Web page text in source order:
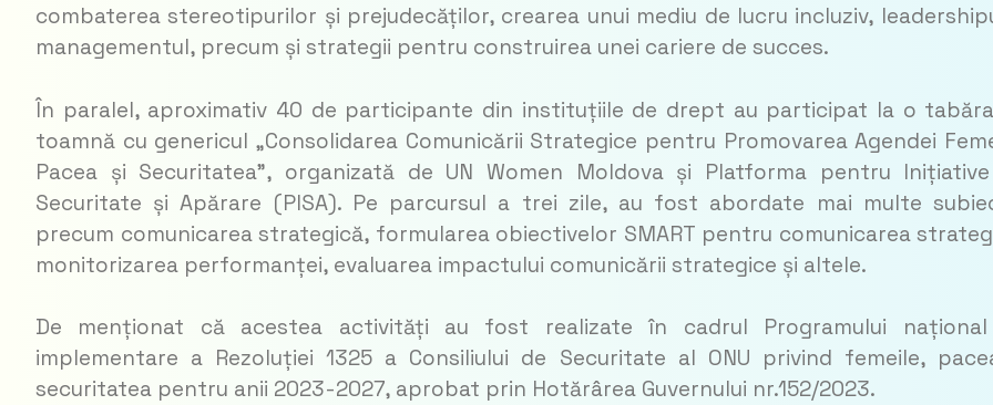
combaterea stereotipurilor și prejudecăților, crearea unui mediu de lucru incluziv,
managementul, precum și strategii pentru construirea unei cariere de succes.
În paralel, aproximativ 40 de participante din instituțiile de drept au participat la o
toamnă cu genericul „Consolidarea Comunicării Strategice pentru Promovarea Agendei
Pacea și Securitatea”, organizată de UN Women Moldova și Platforma pentru
Securitate și Apărare (PISA). Pe parcursul a trei zile, au fost abordate mai multe
precum comunicarea strategică, formularea obiectivelor SMART pentru comunicarea
monitorizarea performanței, evaluarea impactului comunicării strategice și altele.
De menționat că acestea activități au fost realizate în cadrul Programului
implementare a Rezoluției 1325 a Consiliului de Securitate al ONU privind femeile,
securitatea pentru anii 2023-2027, aprobat prin Hotărârea Guvernului nr.152/2023.